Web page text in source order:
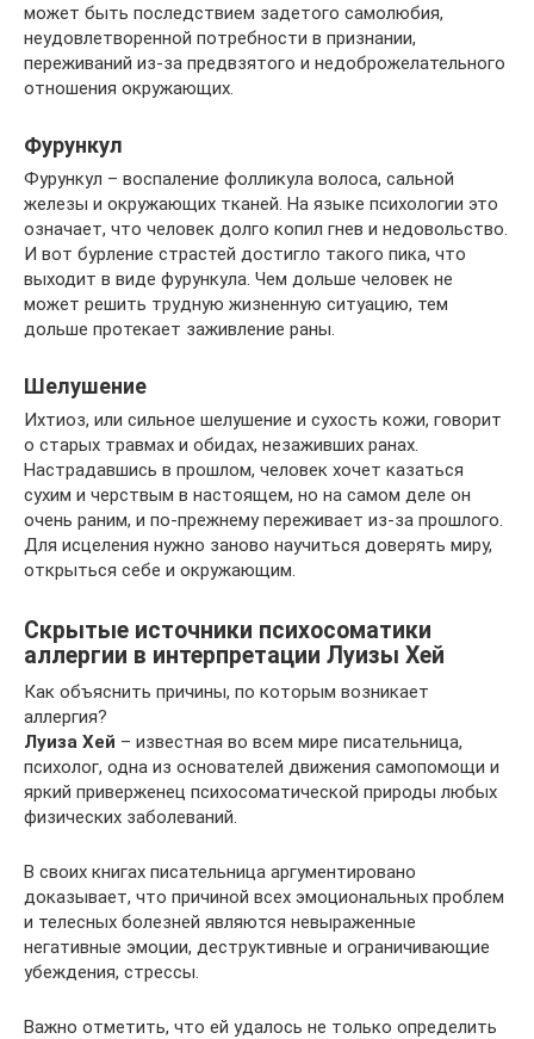
может быть последствием задетого самолюбия,
неудовлетворенной потребности в признании,
переживаний из-за предвзятого и недоброжелательного
отношения окружающих.
Фурункул
Фурункул – воспаление фолликула волоса, сальной
железы и окружающих тканей. На языке психологии это
означает, что человек долго копил гнев и недовольство.
И вот бурление страстей достигло такого пика, что
выходит в виде фурункула. Чем дольше человек не
может решить трудную жизненную ситуацию, тем
дольше протекает заживление раны.
Шелушение
Ихтиоз, или сильное шелушение и сухость кожи, говорит
о старых травмах и обидах, незаживших ранах.
Настрадавшись в прошлом, человек хочет казаться
сухим и черствым в настоящем, но на самом деле он
очень раним, и по-прежнему переживает из-за прошлого.
Для исцеления нужно заново научиться доверять миру,
открыться себе и окружающим.
Скрытые источники психосоматики
аллергии в интерпретации Луизы Хей
Как объяснить причины, по которым возникает
аллергия?
Луиза Хей – известная во всем мире писательница,
психолог, одна из основателей движения самопомощи и
яркий приверженец психосоматической природы любых
физических заболеваний.
В своих книгах писательница аргументировано
доказывает, что причиной всех эмоциональных проблем
и телесных болезней являются невыраженные
негативные эмоции, деструктивные и ограничивающие
убеждения, стрессы.
Важно отметить, что ей удалось не только определить